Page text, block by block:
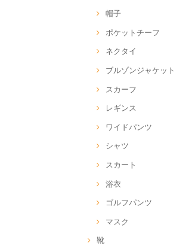
帽子
ポケットチーフ
ネクタイ
ブルゾンジャケット
スカーフ
レギンス
ワイドパンツ
シャツ
スカート
浴衣
ゴルフパンツ
マスク
靴